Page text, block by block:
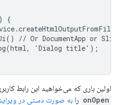
{
// Or DocumentApp or
'Dialog title');
اولین باری که می‌خواهید این رابط
onOpen را به صورت دستی در